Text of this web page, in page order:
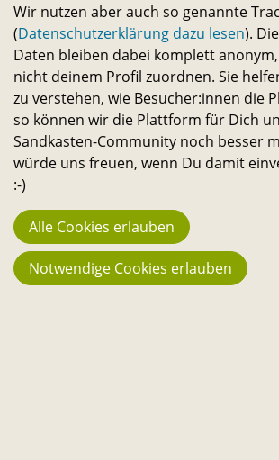
Wissenschaftler:innen können Ideen
und selbst verwirklichen. – Ein
Transferservice.
Bleib in Kontakt
E-
Mail-
Link
Telefon-Instagram-
Threads-Messenger-
Link
YouTube-Facebook-
Statistik
944
Macher:innen
23.742
Wir nutzen aber auch so genannte
(Datenschutzerklärung dazu lesen).
Daten bleiben dabei komplett
nicht deinem Profil zuordnen. Sie
zu verstehen, wie Besucher:innen die
so können wir die Plattform für Dich
Sandkasten-Community noch besser
würde uns freuen, wenn Du damit
:-)
Alle Cookies erlauben
Notwendige Cookies erlauben